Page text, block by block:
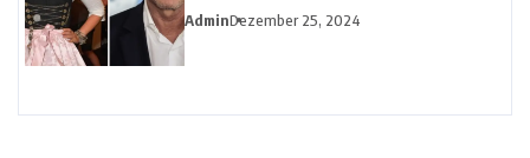
AdminDezember 25, 2024